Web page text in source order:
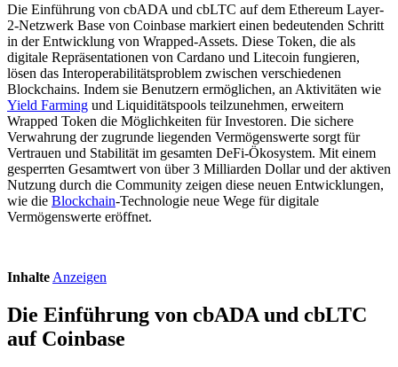
Die Einführung von cbADA und cbLTC auf dem Ethereum Layer-
2-Netzwerk Base von Coinbase markiert einen bedeutenden Schritt
in der Entwicklung von Wrapped-Assets. Diese Token, die als
digitale Repräsentationen von Cardano und Litecoin fungieren,
lösen das Interoperabilitätsproblem zwischen verschiedenen
Blockchains. Indem sie Benutzern ermöglichen, an Aktivitäten wie
Yield Farming und Liquiditätspools teilzunehmen, erweitern
Wrapped Token die Möglichkeiten für Investoren. Die sichere
Verwahrung der zugrunde liegenden Vermögenswerte sorgt für
Vertrauen und Stabilität im gesamten DeFi-Ökosystem. Mit einem
gesperrten Gesamtwert von über 3 Milliarden Dollar und der aktiven
Nutzung durch die Community zeigen diese neuen Entwicklungen,
wie die Blockchain-Technologie neue Wege für digitale
Vermögenswerte eröffnet.
Inhalte Anzeigen
Die Einführung von cbADA und cbLTC
auf Coinbase